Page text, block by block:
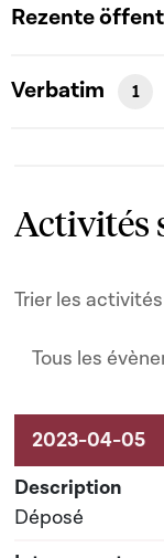
Rezente
Verbatim 1
Activités
Trier les
Tous les
Activités sur le
Déposé